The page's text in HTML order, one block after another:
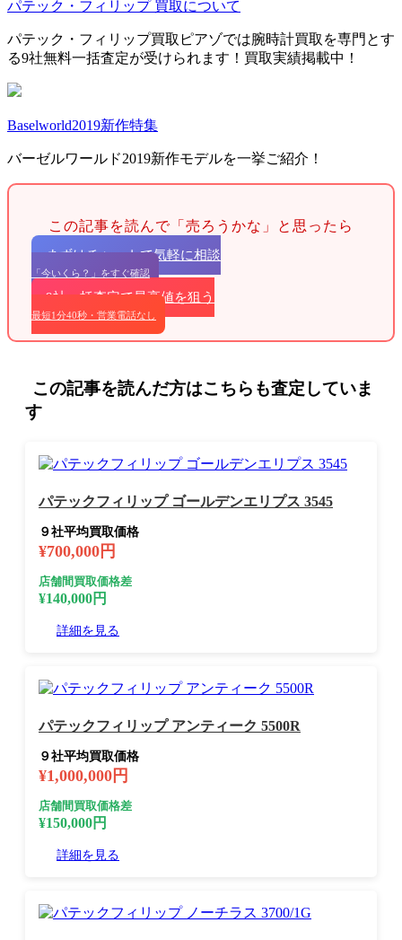
パテック・フィリップ 買取について
パテック・フィリップ買取ピアゾでは腕時計買取を専門とす
る9社無料一括査定が受けられます！買取実績掲載中！
Baselworld2019新作特集
バーゼルワールド2019新作モデルを一挙ご紹介！
この記事を読んで「売ろうかな」と思ったら
まずはチャットで気軽に相談
「今いくら？」をすぐ確認
9社一括査定で最高値を狙う
最短1分40秒・営業電話なし
この記事を読んだ方はこちらも査定していま
す
パテックフィリップ ゴールデンエリプス 3545
９社平均買取価格
¥700,000円
店舗間買取価格差
¥140,000円
詳細を見る
パテックフィリップ アンティーク 5500R
９社平均買取価格
¥1,000,000円
店舗間買取価格差
¥150,000円
詳細を見る